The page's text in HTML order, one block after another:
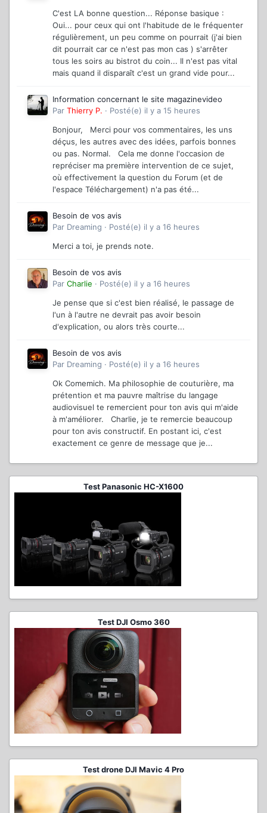
C'est LA bonne question... Réponse basique :
Oui... pour ceux qui ont l'habitude de le fréquenter
régulièrement, un peu comme on pourrait (j'ai bien
dit pourrait car ce n'est pas mon cas ) s'arrêter
tous les soirs au bistrot du coin... Il n'est pas vital
mais quand il disparaît c'est un grand vide pour...
Information concernant le site magazinevideo
Par Thierry P. · Posté(e) il y a 15 heures
Bonjour, Merci pour vos commentaires, les uns
déçus, les autres avec des idées, parfois bonnes
ou pas. Normal. Cela me donne l'occasion de
repréciser ma première intervention de ce sujet,
où effectivement la question du Forum (et de
l'espace Téléchargement) n'a pas été...
Besoin de vos avis
Par Dreaming · Posté(e) il y a 16 heures
Merci a toi, je prends note.
Besoin de vos avis
Par Charlie · Posté(e) il y a 16 heures
Je pense que si c'est bien réalisé, le passage de
l'un à l'autre ne devrait pas avoir besoin
d'explication, ou alors très courte...
Besoin de vos avis
Par Dreaming · Posté(e) il y a 16 heures
Ok Comemich. Ma philosophie de couturière, ma
prétention et ma pauvre maîtrise du langage
audiovisuel te remercient pour ton avis qui m'aide
à m'améliorer. Charlie, je te remercie beaucoup
pour ton avis constructif. En postant ici, c'est
exactement ce genre de message que je...
Test Panasonic HC-X1600
Test DJI Osmo 360
Test drone DJI Mavic 4 Pro